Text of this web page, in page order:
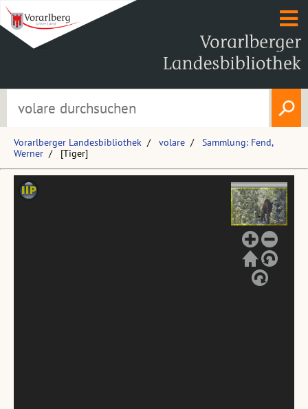
Vorarlberger Landesbibliothek volare
Sammlung: Fend,
Werner
[Tiger]